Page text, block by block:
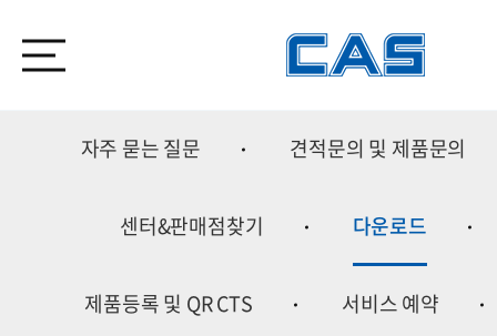
자주 묻는 질문 견적문의 및 제품문의
센터&판매점찾기 다운로드
제품등록 및 QR CTS 서비스 예약